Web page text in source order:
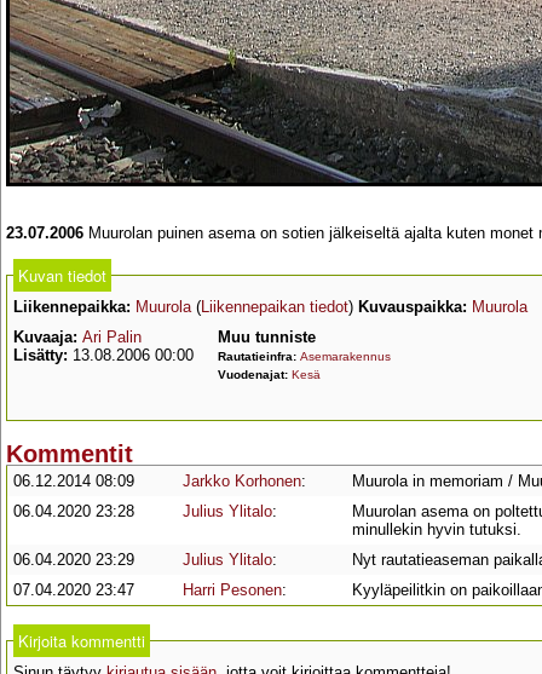
23.07.2006 Muurolan puinen asema on sotien jälkeiseltä ajalta kuten
Kuvan tiedot
Liikennepaikka: Muurola(Liikennepaikan tiedot) Kuvauspaikka: Muurola
Kuvaaja: Ari Palin
Lisätty: 13.08.2006 00:00
Muu tunniste
Rautatieinfra: Asemarakennus
Vuodenajat: Kesä
Kommentit
06.12.2014 08:09 Jarkko Korhonen:
Muurola in memoriam /
06.04.2020 23:28
Julius Ylitalo:
Muurolan asema on
minullekin hyvin tutuksi.
06.04.2020 23:29
Julius Ylitalo:
Nyt rautatieaseman
07.04.2020 23:47
Harri Pesonen: Kyyläpeilitkin on
Kirjoita kommentti